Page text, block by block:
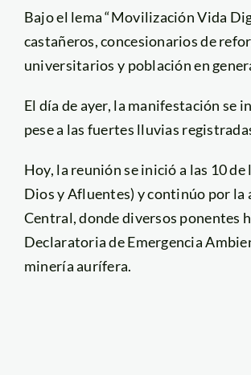
Bajo el lema “Movilización Vida
castañeros, concesionarios de
universitarios y población en
El día de ayer, la manifestación se
pese a las fuertes lluvias
Hoy, la reunión se inició a las 10
Dios y Afluentes) y continúo por la
Central, donde diversos ponentes
Declaratoria de Emergencia
minería aurífera.